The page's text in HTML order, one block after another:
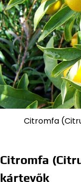
Citromfa
Citromfa
kártevők